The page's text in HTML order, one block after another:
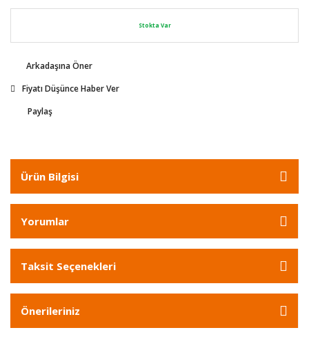
Stokta Var
Arkadaşına Öner
Fiyatı Düşünce Haber Ver
Paylaş
Ürün Bilgisi
Yorumlar
Taksit Seçenekleri
Önerileriniz